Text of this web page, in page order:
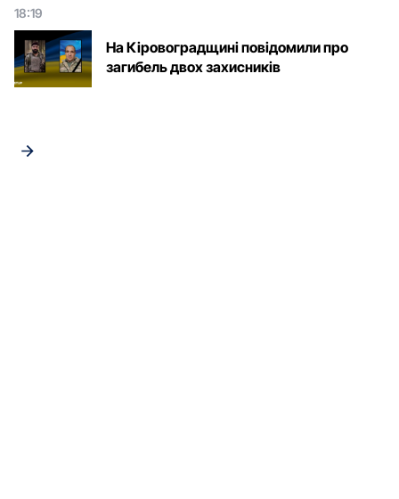
18:19
На Кіровоградщині повідомили про
загибель двох захисників